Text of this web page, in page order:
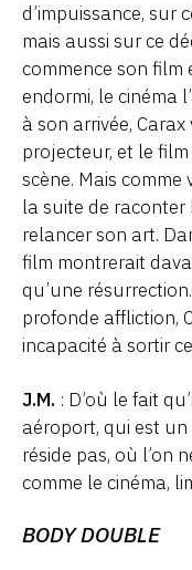
d’impuissance, sur
mais aussi sur ce
commence son film
endormi, le cinéma
à son arrivée,
projecteur, et le
scène. Mais comme
la suite de raconter
relancer son art.
film montrerait
qu’une
profonde affliction,
incapacité à sortir
J.M. : D’où le fait
aéroport, qui est un
réside pas, où l’on
comme le cinéma,
BODY DOUBLE